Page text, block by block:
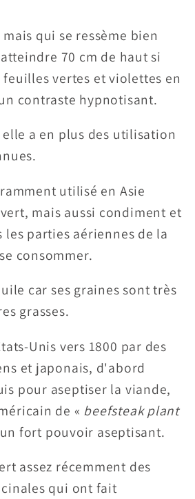
qui se ressème bien
70 cm de haut si
feuilles vertes et violettes en
contraste hypnotisant.
a en plus des utilisation
utilisé en Asie
, mais aussi condiment et
les parties aériennes de la
consommer.
car ses graines sont très
grasses.
Unis vers 1800 par des
et japonais, d'abord
pour aseptiser la viande,
de « beefsteak plant
fort pouvoir aseptisant.
assez récemment des
qui ont fait